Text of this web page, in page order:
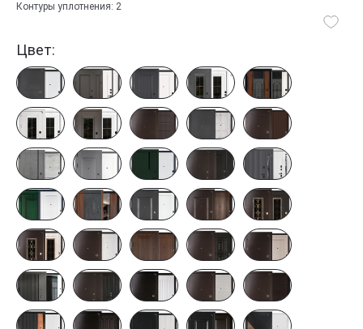
Контуры уплотнения: 2
Цвет: